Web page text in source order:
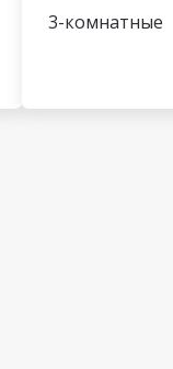
3-комнатные